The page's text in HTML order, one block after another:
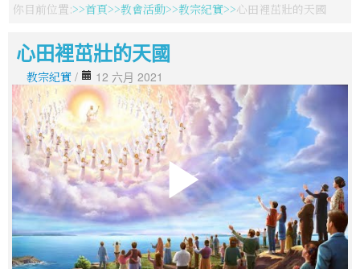
你目前位置: 首頁 教會活動 教宗紀實 心田裡茁壯的天國
心田裡茁壯的天國
教宗紀實 / 12 六月 2021